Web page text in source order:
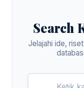
Search
Jelajahi ide,